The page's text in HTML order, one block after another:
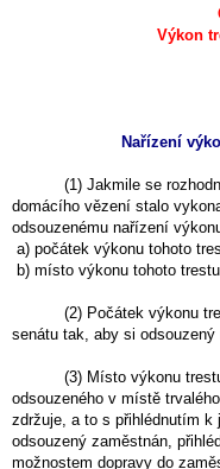
Výkon
Nařízení
(1) Jakmile se
domácího vězení stalo
odsouzenému nařízení
a) počátek výkonu tohoto
b) místo výkonu tohoto trestu.
(2) Počátek výkonu
senátu tak, aby si
(3) Místo výkonu
odsouzeného v místě
zdržuje, a to s přihlédnutím k
odsouzený zaměstnán,
možnostem dopravy do